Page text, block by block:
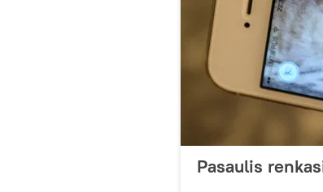
Pasaulis